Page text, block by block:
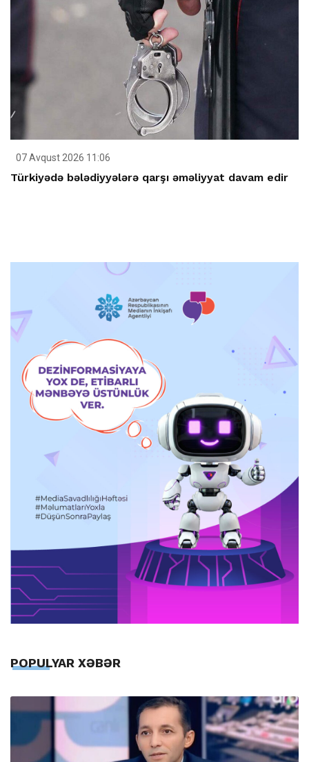
07 Avqust 2026 11:06
Türkiyədə bələdiyyələrə qarşı əməliyyat davam edir
POPULYAR XƏBƏR